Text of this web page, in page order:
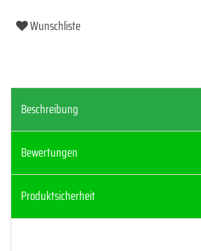
Wunschliste
Beschreibung
Bewertungen
Produktsicherheit